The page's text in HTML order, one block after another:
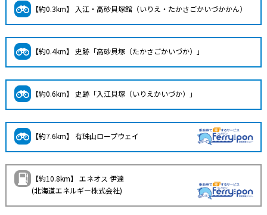
【約0.3km】 入江・高砂貝塚館（いりえ・たかさごかいづかかん）
【約0.4km】 史跡「高砂貝塚（たかさごかいづか）」
【約0.6km】 史跡「入江貝塚（いりえかいづか）」
【約7.6km】 有珠山ロープウェイ
【約10.8km】 エネオス 伊達
(北海道エネルギー株式会社)